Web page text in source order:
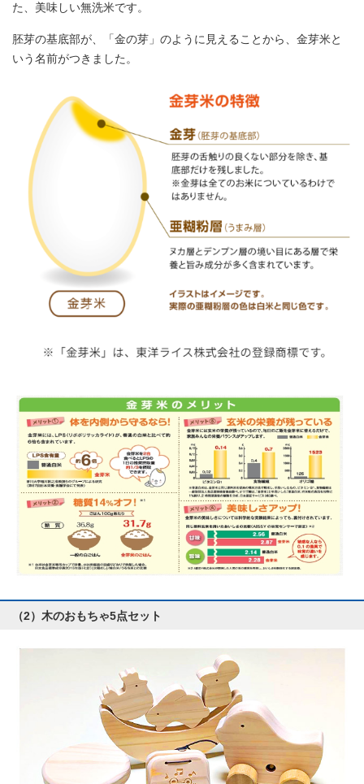
た、美味しい無洗米です。
胚芽の基底部が、「金の芽」のように見えることから、金芽米と
いう名前がつきました。
（2）木のおもちゃ5点セット